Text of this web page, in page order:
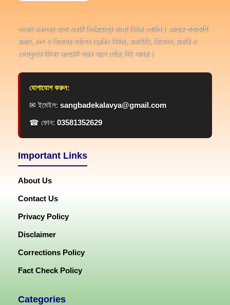
সংবাদ একলব্য হলো একটি নির্ভরযোগ্য বাংলা নিউজ পোর্টাল। জেলার পাশাপাশি
রাজ্য, দেশ ও বিদেশের সর্বশেষ ব্রেকিং নিউজ, রাজনীতি, বিনোদন, চাকরি ও
খেলাধুলার টাটকা আপডেট সবার আগে পৌঁছে দিই আমরা।
যোগাযোগ করুন:
✉ ইমেইল: sangbadekalavya@gmail.com
☎ ফোন: 03581352629
Important Links
About Us
Contact Us
Privacy Policy
Disclaimer
Corrections Policy
Fact Check Policy
Categories